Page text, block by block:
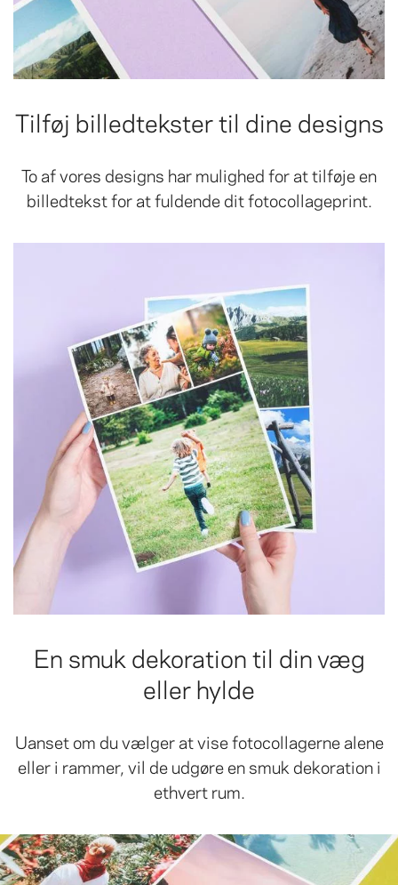
Tilføj billedtekster til dine designs
To af vores designs har mulighed for at tilføje en
billedtekst for at fuldende dit fotocollageprint.
En smuk dekoration til din væg
eller hylde
Uanset om du vælger at vise fotocollagerne alene
eller i rammer, vil de udgøre en smuk dekoration i
ethvert rum.